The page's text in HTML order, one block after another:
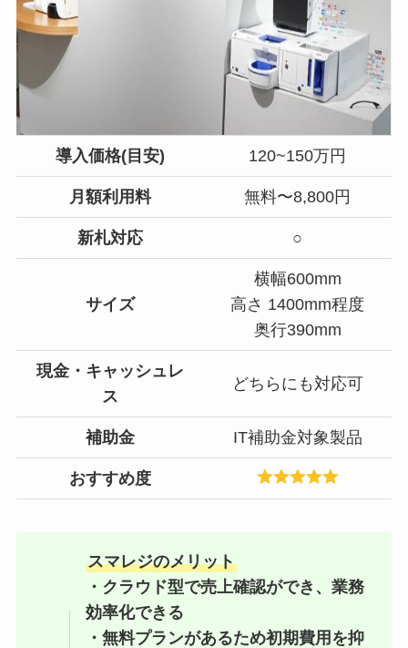
導入価格(目安) 120~150万円
月額利用料 無料〜8,800円
新札対応 ○
サイズ
横幅600mm
高さ 1400mm程度
奥行390mm
現金・キャッシュレ
ス
どちらにも対応可
補助金 IT補助金対象製品
おすすめ度
スマレジのメリット
・クラウド型で売上確認ができ、業務
効率化できる
・無料プランがあるため初期費用を抑